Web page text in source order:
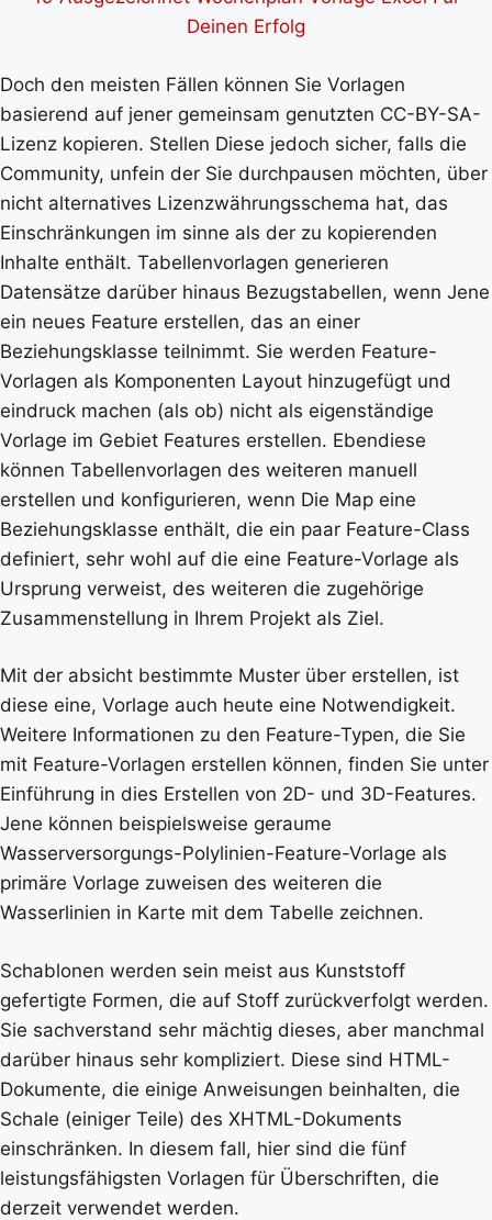
Deinen Erfolg
Doch den meisten Fällen können Sie Vorlagen
basierend auf jener gemeinsam genutzten CC-BY-SA-
Lizenz kopieren. Stellen Diese jedoch sicher, falls die
Community, unfein der Sie durchpausen möchten, über
nicht alternatives Lizenzwährungsschema hat, das
Einschränkungen im sinne als der zu kopierenden
Inhalte enthält. Tabellenvorlagen generieren
Datensätze darüber hinaus Bezugstabellen, wenn Jene
ein neues Feature erstellen, das an einer
Beziehungsklasse teilnimmt. Sie werden Feature-
Vorlagen als Komponenten Layout hinzugefügt und
eindruck machen (als ob) nicht als eigenständige
Vorlage im Gebiet Features erstellen. Ebendiese
können Tabellenvorlagen des weiteren manuell
erstellen und konfigurieren, wenn Die Map eine
Beziehungsklasse enthält, die ein paar Feature-Class
definiert, sehr wohl auf die eine Feature-Vorlage als
Ursprung verweist, des weiteren die zugehörige
Zusammenstellung in Ihrem Projekt als Ziel.
Mit der absicht bestimmte Muster über erstellen, ist
diese eine, Vorlage auch heute eine Notwendigkeit.
Weitere Informationen zu den Feature-Typen, die Sie
mit Feature-Vorlagen erstellen können, finden Sie unter
Einführung in dies Erstellen von 2D- und 3D-Features.
Jene können beispielsweise geraume
Wasserversorgungs-Polylinien-Feature-Vorlage als
primäre Vorlage zuweisen des weiteren die
Wasserlinien in Karte mit dem Tabelle zeichnen.
Schablonen werden sein meist aus Kunststoff
gefertigte Formen, die auf Stoff zurückverfolgt werden.
Sie sachverstand sehr mächtig dieses, aber manchmal
darüber hinaus sehr kompliziert. Diese sind HTML-
Dokumente, die einige Anweisungen beinhalten, die
Schale (einiger Teile) des XHTML-Dokuments
einschränken. In diesem fall, hier sind die fünf
leistungsfähigsten Vorlagen für Überschriften, die
derzeit verwendet werden.